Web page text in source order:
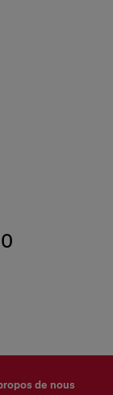
de nous